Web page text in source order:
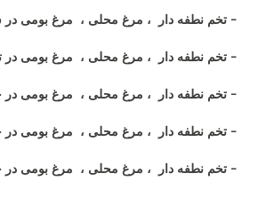
- تخم نطفه دار ، مرغ محلی ، مرغ بومی
- تخم نطفه دار ، مرغ محلی ، مرغ بومی در
- تخم نطفه دار ، مرغ محلی ، مرغ بومی در
- تخم نطفه دار ، مرغ محلی ، مرغ بومی در
- تخم نطفه دار ، مرغ محلی ، مرغ بومی در